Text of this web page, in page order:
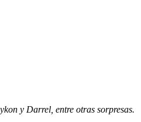
y Darrel, entre otras sorpresas.